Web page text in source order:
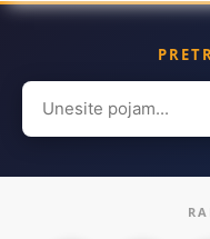
Search
for: